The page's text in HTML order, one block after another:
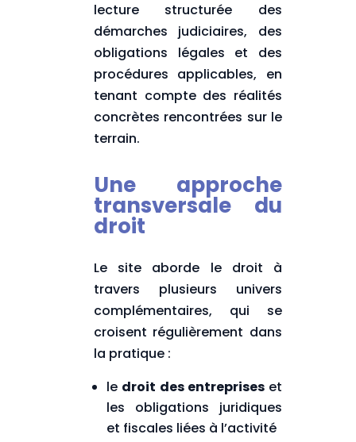
lecture structurée des
démarches judiciaires, des
obligations légales et des
procédures applicables, en
tenant compte des réalités
concrètes rencontrées sur le
terrain.
Une approche
transversale du
droit
Le site aborde le droit à
travers plusieurs univers
complémentaires, qui se
croisent régulièrement dans
la pratique :
le droit des entrepriseset
les obligations juridiques
et fiscales liées à l’activité